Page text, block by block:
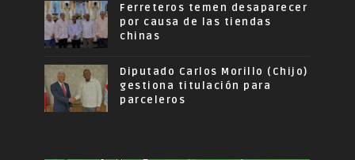
Ferreteros temen desaparecer
por causa de las tiendas
chinas
Diputado Carlos Morillo (Chijo)
gestiona titulación para
parceleros